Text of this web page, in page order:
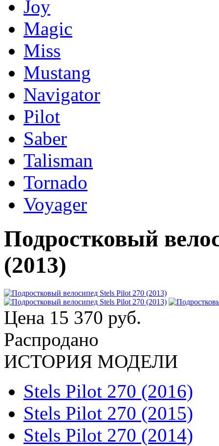
Joy
Magic
Miss
Mustang
Navigator
Pilot
Saber
Talisman
Tornado
Voyager
Подростковый
(2013)
Цена 15 370 руб.
Распродано
ИСТОРИЯ МОДЕЛИ
Stels Pilot 270 (2016)
Stels Pilot 270 (2015)
Stels Pilot 270 (2014)